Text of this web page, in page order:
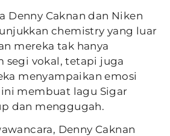
Denny Caknan dan Niken
chemistry yang luar
mereka tak hanya
segi vokal, tetapi juga
menyampaikan emosi
ini membuat lagu Sigar
dan menggugah.
Denny Caknan